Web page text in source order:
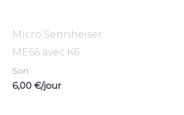
Micro Sennheiser
ME66 avec K6
Son
6,00 €/jour